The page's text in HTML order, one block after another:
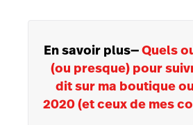
En savoir plus—Quels
(ou presque) pour
dit sur ma boutique
2020 (et ceux de mes